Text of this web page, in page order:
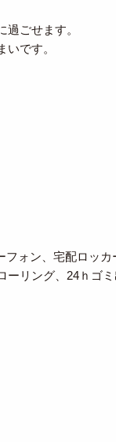
ごせます。
です。
ォン、宅配ロッカ
ーリング、24ｈゴ